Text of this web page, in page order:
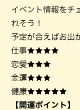
イベント情報をチ
れそう！
予定が合えばお出
仕事★★★★
恋愛★★★
金運★★★
健康★★★★★
【開運ポイント】